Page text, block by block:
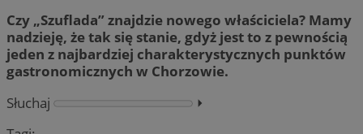
Czy „Szuflada” znajdzie nowego właściciela? Mamy
nadzieję, że tak się stanie, gdyż jest to z pewnością
jeden z najbardziej charakterystycznych punktów
gastronomicznych w Chorzowie.
Słuchaj
⏵︎